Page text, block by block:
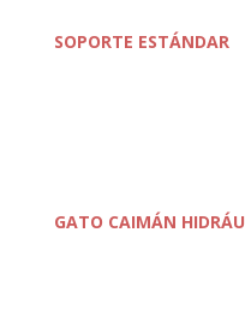
SOPORTE ESTÁNDAR
GATO CAIMÁN